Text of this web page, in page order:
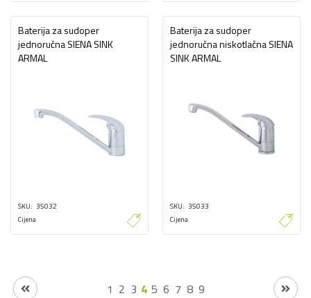
Baterija za sudoper
jednoručna SIENA SINK
ARMAL
SKU 35032
Cijena
Baterija za sudoper
jednoručna niskotlačna SIENA
SINK ARMAL
SKU 35033
Cijena
1 2 3 4 5 6 7 8 9